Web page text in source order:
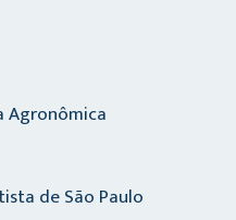
Agronômica
de São Paulo